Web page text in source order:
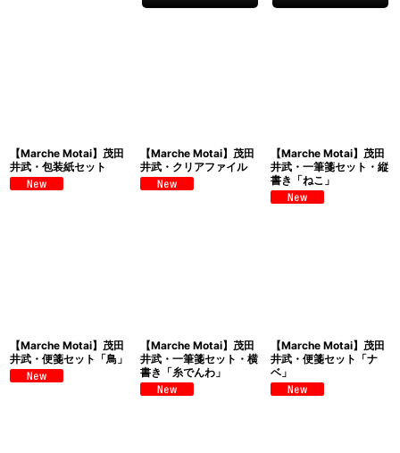
【Marche Motai】茂田
井武・包装紙セット
【Marche Motai】茂田
井武・クリアファイル
【Marche Motai】茂田
井武・一筆箋セット・縦
書き「ねこ」
【Marche Motai】茂田
井武・便箋セット「鳥」
【Marche Motai】茂田
井武・一筆箋セット・横
書き「糸でんわ」
【Marche Motai】茂田
井武・便箋セット「ナ
ベ」